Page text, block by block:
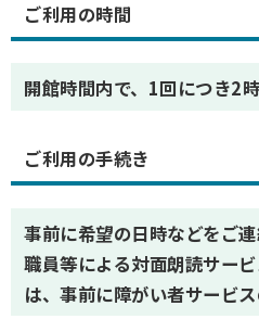
ご利用の時間
開館時間内で、1回につき2
ご利用の手続き
事前に希望の日時などをご連
職員等による対面朗読サー
は、事前に障がい者サービス